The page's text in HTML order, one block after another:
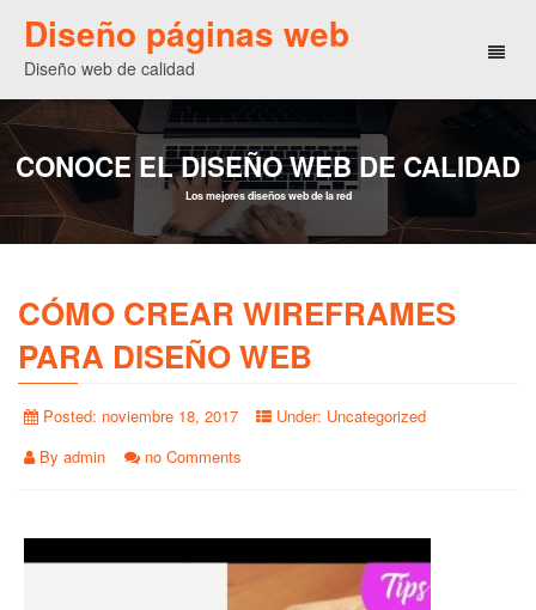
Diseño páginas web
Diseño web de calidad
CONOCE EL DISEÑO WEB DE CALIDAD
Los mejores diseños web de la red
CÓMO CREAR WIREFRAMES
PARA DISEÑO WEB
Posted: noviembre 18, 2017 Under: Uncategorized
By admin no Comments